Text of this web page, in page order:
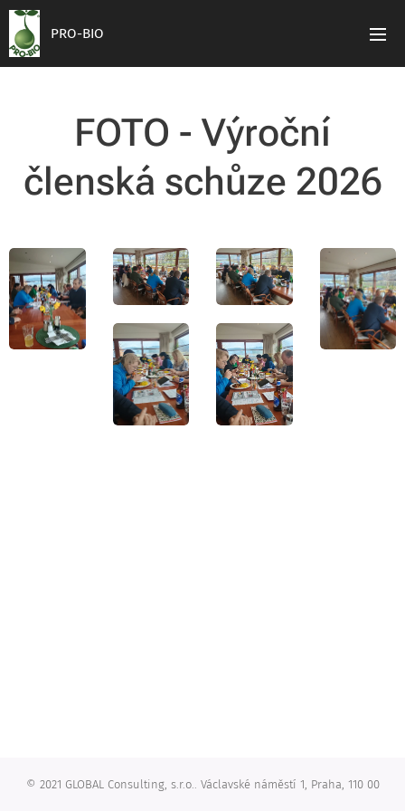
PRO-BIO
FOTO - Výroční
členská schůze 2026
© 2021 GLOBAL Consulting, s.r.o.. Václavské náměstí 1, Praha, 110 00